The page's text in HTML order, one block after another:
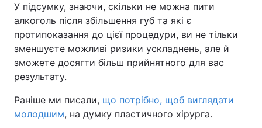
У підсумку, знаючи, скільки не можна пити
алкоголь після збільшення губ та які є
протипоказання до цієї процедури, ви не тільки
зменшуєте можливі ризики ускладнень, але й
зможете досягти більш прийнятного для вас
результату.
Раніше ми писали, що потрібно, щоб виглядати
молодшим, на думку пластичного хірурга.